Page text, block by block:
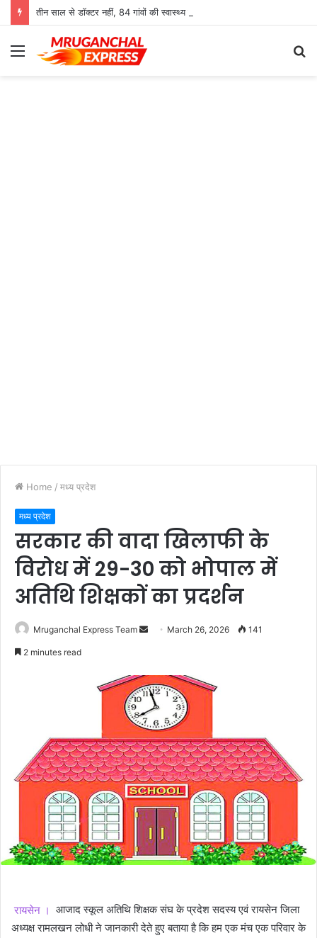
Menu
Home / मध्य प्रदेश
मध्य प्रदेश
सरकार की वादा खिलाफी के
विरोध में 29-30 को भोपाल में
अतिथि शिक्षकों का प्रदर्शन
Mruganchal Express Team
Send March 26, 2026 141
2 minutes read
रायसेन । आजाद स्कूल अतिथि शिक्षक संघ के प्रदेश सदस्य एवं रायसेन जिला
अध्यक्ष रामलखन लोधी ने जानकारी देते हुए बताया है कि हम एक मंच एक परिवार के